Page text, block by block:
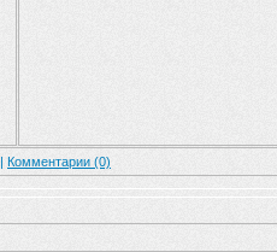
Комментарии (0)